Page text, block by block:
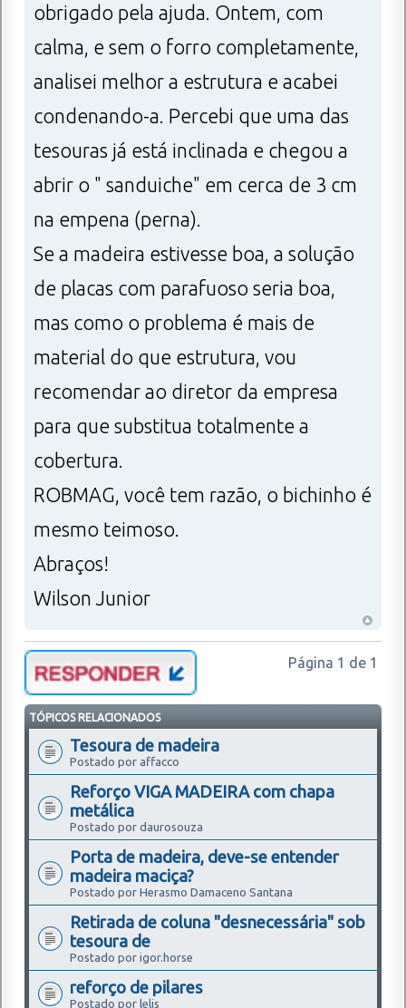
obrigado pela ajuda. Ontem, com
calma, e sem o forro completamente,
analisei melhor a estrutura e acabei
condenando-a. Percebi que uma das
tesouras já está inclinada e chegou a
abrir o " sanduiche" em cerca de 3 cm
na empena (perna).
Se a madeira estivesse boa, a solução
de placas com parafuoso seria boa,
mas como o problema é mais de
material do que estrutura, vou
recomendar ao diretor da empresa
para que substitua totalmente a
cobertura.
ROBMAG, você tem razão, o bichinho é
mesmo teimoso.
Abraços!
Wilson Junior
Página 1 de 1
TÓPICOS RELACIONADOS
Tesoura de madeira
Postado por affacco
Reforço VIGA MADEIRA com chapa
metálica
Postado por daurosouza
Porta de madeira, deve-se entender
madeira maciça?
Postado por Herasmo Damaceno Santana
Retirada de coluna "desnecessária" sob
tesoura de
Postado por igor.horse
reforço de pilares
Postado por lelis